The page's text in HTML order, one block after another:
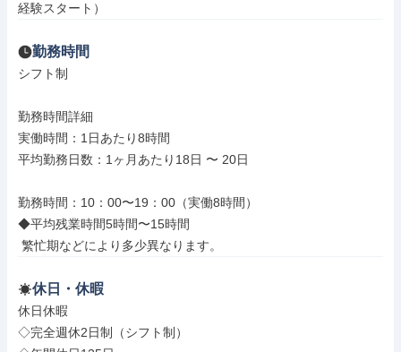
経験スタート）
勤務時間
シフト制
勤務時間詳細
実働時間：1日あたり8時間
平均勤務日数：1ヶ月あたり18日 〜 20日
勤務時間：10：00〜19：00（実働8時間）
◆平均残業時間5時間〜15時間
繁忙期などにより多少異なります。
休日・休暇
休日休暇
◇完全週休2日制（シフト制）